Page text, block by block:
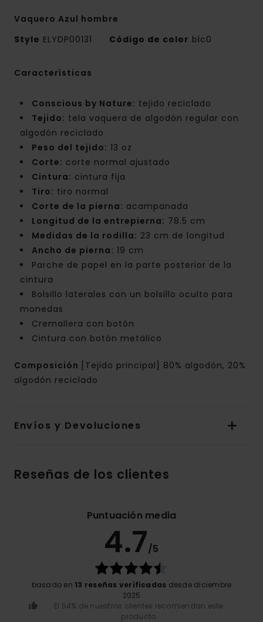
Vaquero Azul hombre
Style ELYDP00131 Código de color blc0
Características
Conscious by Nature: tejido reciclado
Tejido: tela vaquera de algodón regular con
algodón reciclado
Peso del tejido: 13 oz
Corte: corte normal ajustado
Cintura: cintura fija
Tiro: tiro normal
Corte de la pierna: acampanada
Longitud de la entrepierna: 78.5 cm
Medidas de la rodilla: 23 cm de longitud
Ancho de pierna: 19 cm
Parche de papel en la parte posterior de la
cintura
Bolsillo laterales con un bolsillo oculto para
monedas
Cremallera con botón
Cintura con botón metálico
Composición [Tejido principal] 80% algodón, 20%
algodón reciclado
Envíos y Devoluciones
Reseñas de los clientes
Puntuación media
4.7/5
basado en 13 reseñas verificadas desde diciembre
2025
El 54% de nuestros clientes recomiendan este
producto